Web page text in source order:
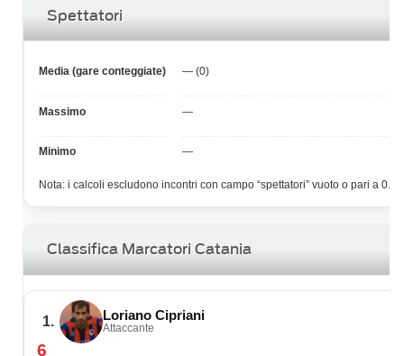
Spettatori
Media (gare conteggiate) — (0)
Massimo —
Minimo —
Nota: i calcoli escludono incontri con campo “spettatori” vuoto o pari a 0.
Classifica Marcatori Catania
1. Loriano Cipriani
Attaccante
6